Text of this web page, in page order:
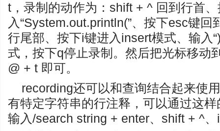
t，录制的动作为：shift + ^ 回到行首
入“System.out.println(”、按下esc键
行尾部、按下i键进入insert模式、输入
式，按下q停止录制。然后把光标移动
@ + t 即可。
recording还可以和查询结合起来使
有特定字符串的行注释，可以通过这
输入/search string + enter、shift + ^